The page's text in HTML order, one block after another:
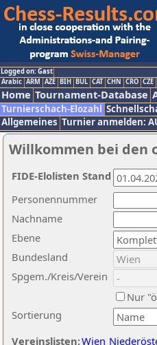
Logged on: Gast
Arabic ARM AZE BIH BUL CAT CHN CRO CZE
Home Tournament-Database
Turnierschach-Elozahl
Allgemeines Turnier anmelden:
Willkommen bei den
Nachname
Ebene
Sortierung
Personennummer
Bundesland
Spgem./Kreis/Verein
Nur
Vereinslisten:Wien
FIDE-Elolisten Stand